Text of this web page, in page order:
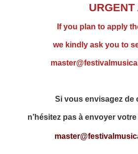
URGENT
If you plan to apply
we kindly ask you to
Si vous envisagez de
n’hésitez pas à envoyer